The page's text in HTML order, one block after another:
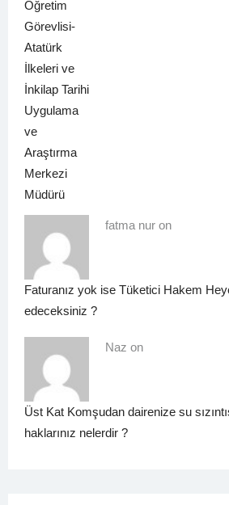
fatma nur on
Faturanız yok ise Tüketici Hakem
edeceksiniz ?
Naz on
Üst Kat Komşudan dairenize su
haklarınız nelerdir ?